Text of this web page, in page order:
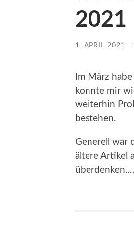
2021
1. APRIL 2021 /
Im März
konnte mir
weiterhin
bestehen.
Generell war
ältere Artikel
überdenken.…